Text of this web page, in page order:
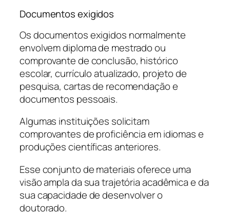
Documentos exigidos
Os documentos exigidos normalmente
envolvem diploma de mestrado ou
comprovante de conclusão, histórico
escolar, currículo atualizado, projeto de
pesquisa, cartas de recomendação e
documentos pessoais.
Algumas instituições solicitam
comprovantes de proficiência em idiomas e
produções científicas anteriores.
Esse conjunto de materiais oferece uma
visão ampla da sua trajetória acadêmica e da
sua capacidade de desenvolver o
doutorado.